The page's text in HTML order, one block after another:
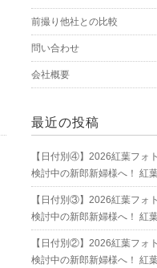
前撮り他社との比較
問い合わせ
会社概要
最近の投稿
【日付別④】2026紅葉フォ
検討中の新郎新婦様へ！ 紅
【日付別③】2026紅葉フォ
検討中の新郎新婦様へ！ 紅
【日付別②】2026紅葉フォ
検討中の新郎新婦様へ！ 紅